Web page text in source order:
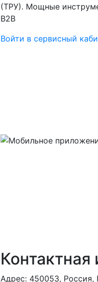
(ТРУ). Мощные
B2B
Войти в сервисный
Адрес: 450053, Россия,